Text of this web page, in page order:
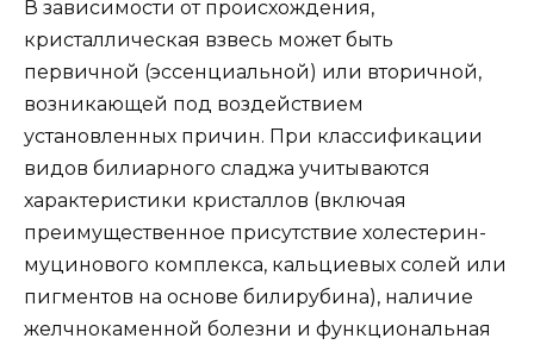
В зависимости от происхождения,
кристаллическая взвесь может быть
первичной (эссенциальной) или вторичной,
возникающей под воздействием
установленных причин. При классификации
видов билиарного сладжа учитываются
характеристики кристаллов (включая
преимущественное присутствие холестерин-
муцинового комплекса, кальциевых солей или
пигментов на основе билирубина), наличие
желчнокаменной болезни и функциональная